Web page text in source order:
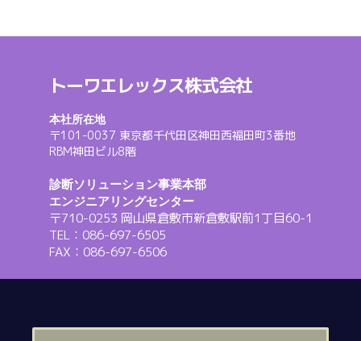
トーワエレックス株式会社
本社所在地
〒101-0037 東京都千代田区神田西福田町3番地
RBM神田ビル8階
診断ソリューション事業本部
エンジニアリングセンター
〒710-0253 岡山県倉敷市新倉敷駅前1丁目60-1
TEL：086-697-6505
FAX：086-697-6506